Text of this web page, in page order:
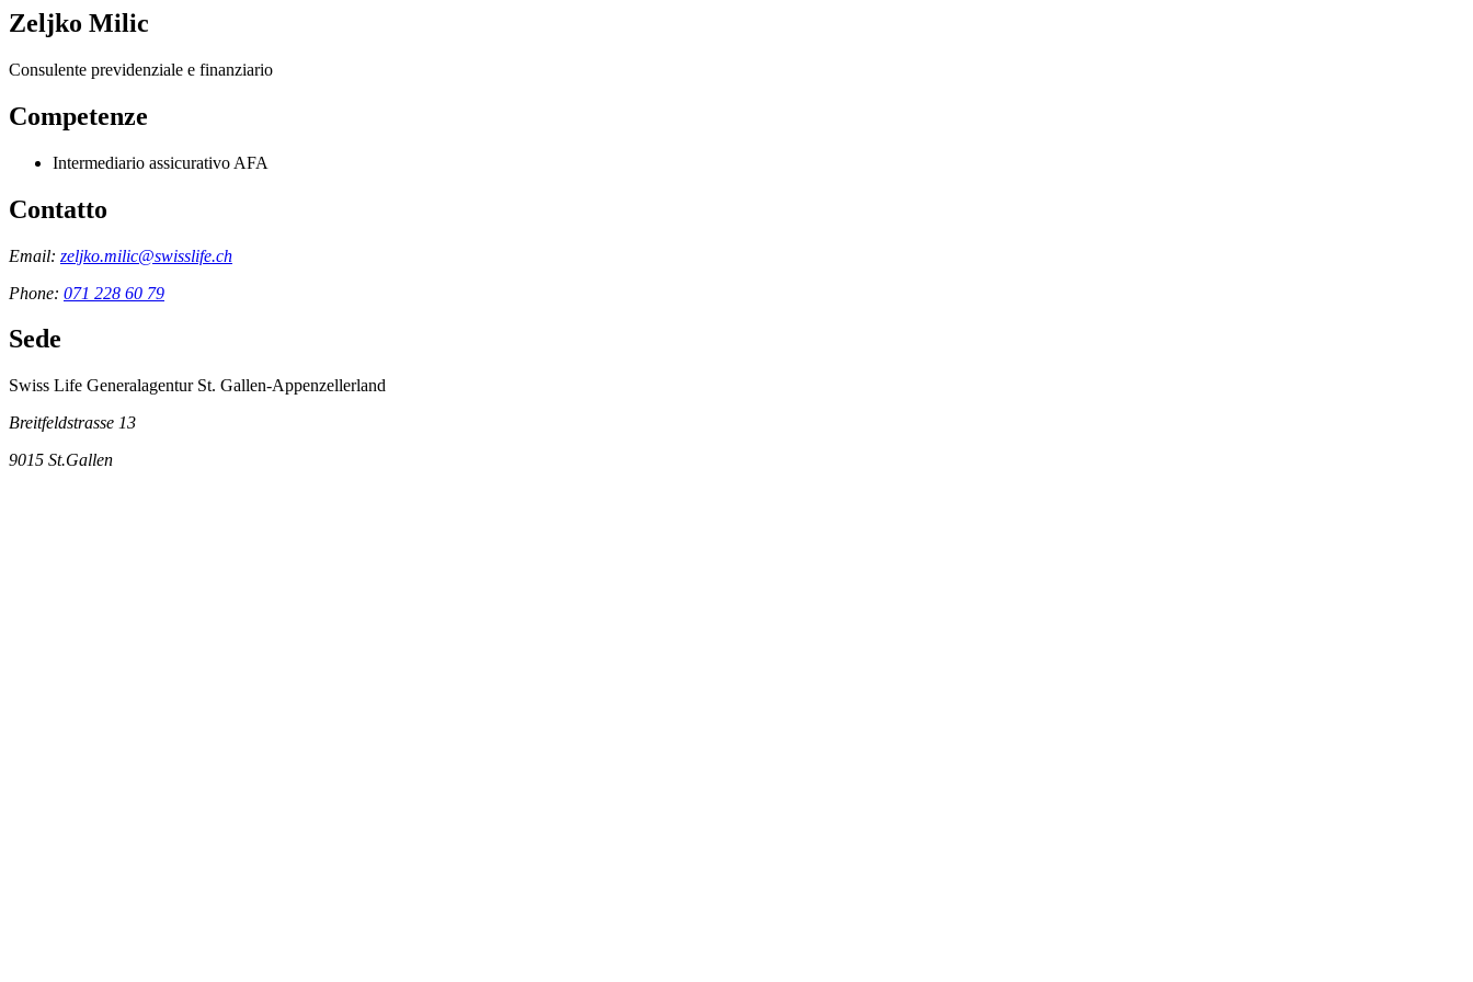
Zeljko Milic
Consulente previdenziale e finanziario
Competenze
Intermediario assicurativo AFA
Contatto
Email: zeljko.milic@swisslife.ch
Phone: 071 228 60 79
Sede
Swiss Life Generalagentur St. Gallen-Appenzellerland
Breitfeldstrasse 13
9015 St.Gallen